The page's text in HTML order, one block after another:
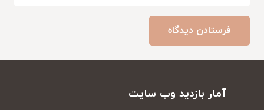
فرستادن دیدگاه
آمار بازدید وب سایت